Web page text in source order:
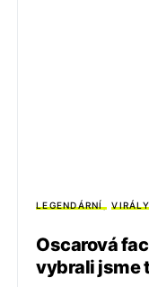
LEGENDÁRNÍ VIRÁLY
Oscarová
vybrali jsme